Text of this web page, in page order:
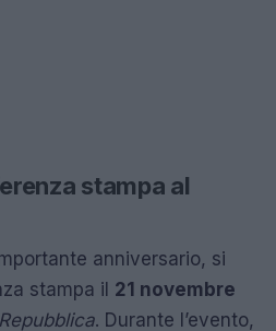
stampa al
anniversario, si
stampa il 21 novembre
. Durante l’evento,